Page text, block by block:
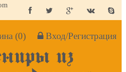
(0) Вход/Регистрация
из